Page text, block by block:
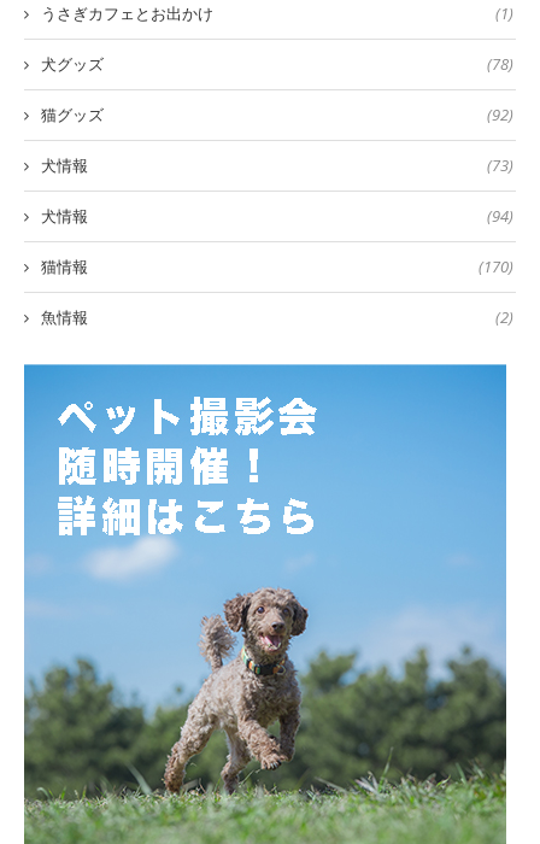
うさぎカフェとお出かけ (1)
犬グッズ (78)
猫グッズ (92)
犬情報 (73)
犬情報 (94)
猫情報 (170)
魚情報 (2)